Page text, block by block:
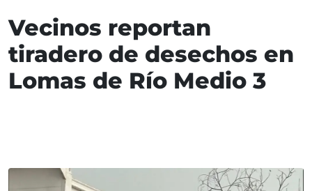
Vecinos reportan
tiradero de desechos en
Lomas de Río Medio 3